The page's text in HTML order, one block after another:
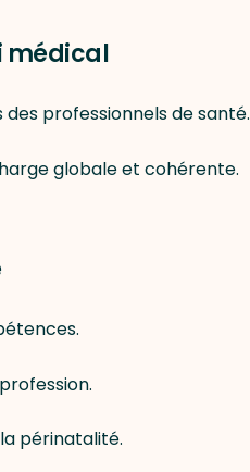
médical
professionnels de santé.
globale et cohérente.
périnatalité.